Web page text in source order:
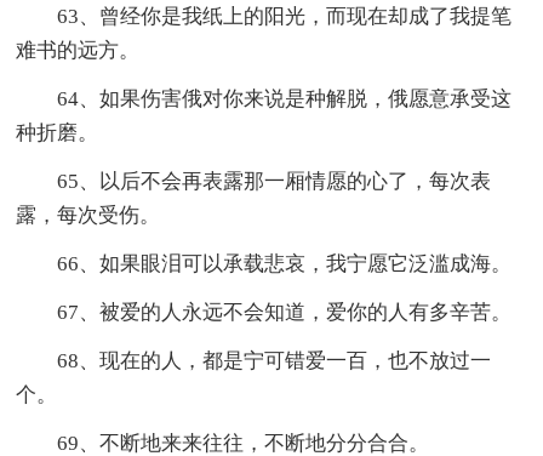
63、曾经你是我纸上的阳光，而现在却成了我提笔
难书的远方。
64、如果伤害俄对你来说是种解脱，俄愿意承受这
种折磨。
65、以后不会再表露那一厢情愿的心了，每次表
露，每次受伤。
66、如果眼泪可以承载悲哀，我宁愿它泛滥成海。
67、被爱的人永远不会知道，爱你的人有多辛苦。
68、现在的人，都是宁可错爱一百，也不放过一
个。
69、不断地来来往往，不断地分分合合。